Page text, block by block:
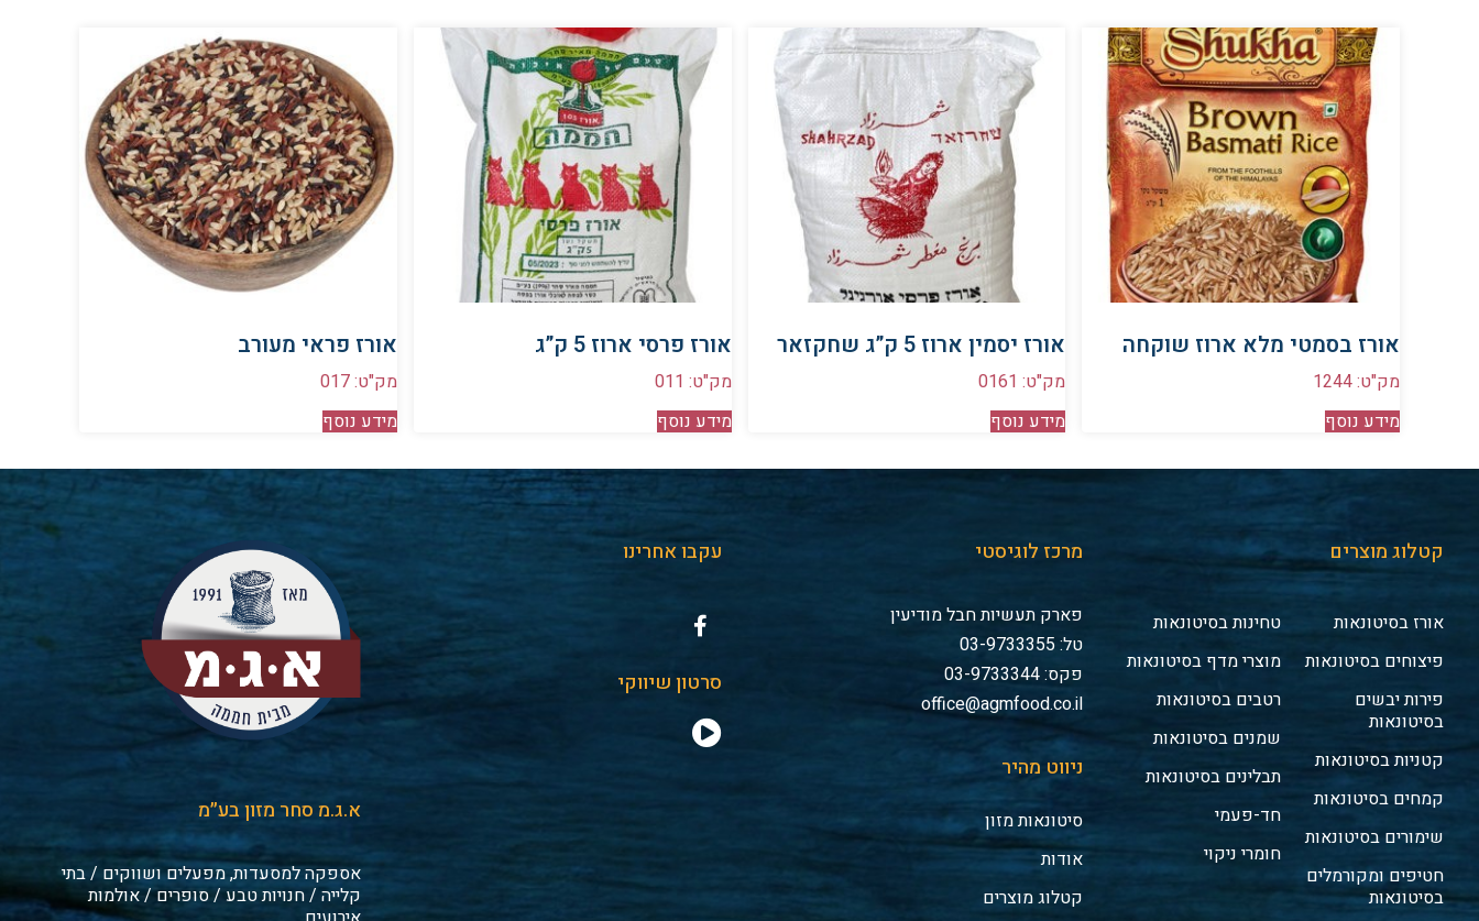
אורז בסמטי מלא ארוז שוקחה
מק"ט: 1244
מידע נוסף
אורז יסמין ארוז 5 ק”ג שחקזאר
מק"ט: 0161
מידע נוסף
אורז פרסי ארוז 5 ק”ג
מק"ט: 011
מידע נוסף
אורז פראי מעורב
מק"ט: 017
מידע נוסף
קטלוג מוצרים
אורז בסיטונאות
פיצוחים בסיטונאות
פירות יבשים
בסיטונאות
קטניות בסיטונאות
קמחים בסיטונאות
שימורים בסיטונאות
חטיפים ומקורמלים
בסיטונאות
טחינות בסיטונאות
מוצרי מדף בסיטונאות
רטבים בסיטונאות
שמנים בסיטונאות
תבלינים בסיטונאות
חד-פעמי
חומרי ניקוי
מרכז לוגיסטי
פארק תעשיות חבל מודיעין
טל: 03-9733355
פקס: 03-9733344
office@agmfood.co.il
ניווט מהיר
סיטונאות מזון
אודות
קטלוג מוצרים
עקבו אחרינו
סרטון שיווקי
א.ג.מ סחר מזון בע״מ
אספקה למסעדות, מפעלים ושווקים / בתי
קלייה / חנויות טבע / סופרים / אולמות